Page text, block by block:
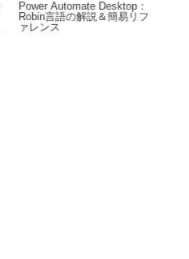
Power Automate Desktop：
Robin言語の解説＆簡易リフ
ァレンス